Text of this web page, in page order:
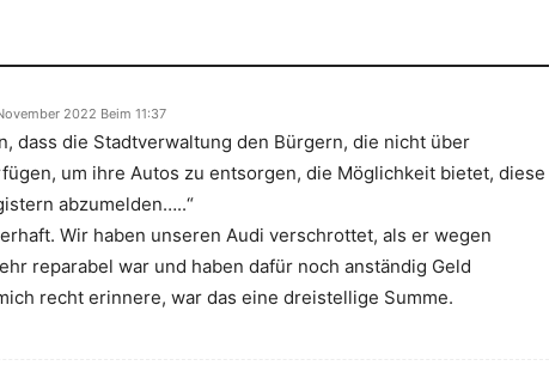
2022 Beim 11:37
dass die Stadtverwaltung den Bürgern, die nicht über
um ihre Autos zu entsorgen, die Möglichkeit bietet, diese
abzumelden…..“
Wir haben unseren Audi verschrottet, als er wegen
reparabel war und haben dafür noch anständig Geld
recht erinnere, war das eine dreistellige Summe.